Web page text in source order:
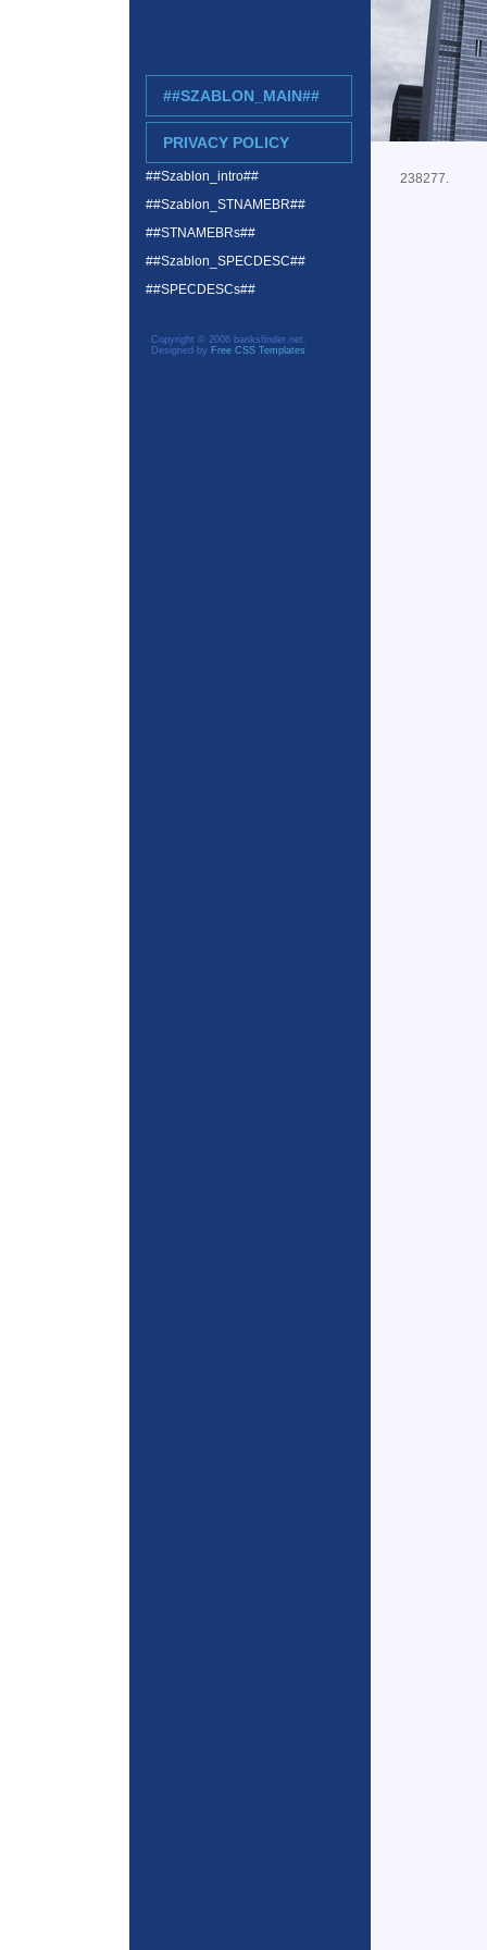
##SZABLON_MAIN##
PRIVACY POLICY
##Szablon_intro##
##Szablon_STNAMEBR##
##STNAMEBRs##
##Szablon_SPECDESC##
##SPECDESCs##
Copyright © 2006 banksfinder.net.
Designed by Free CSS Templates
238277.